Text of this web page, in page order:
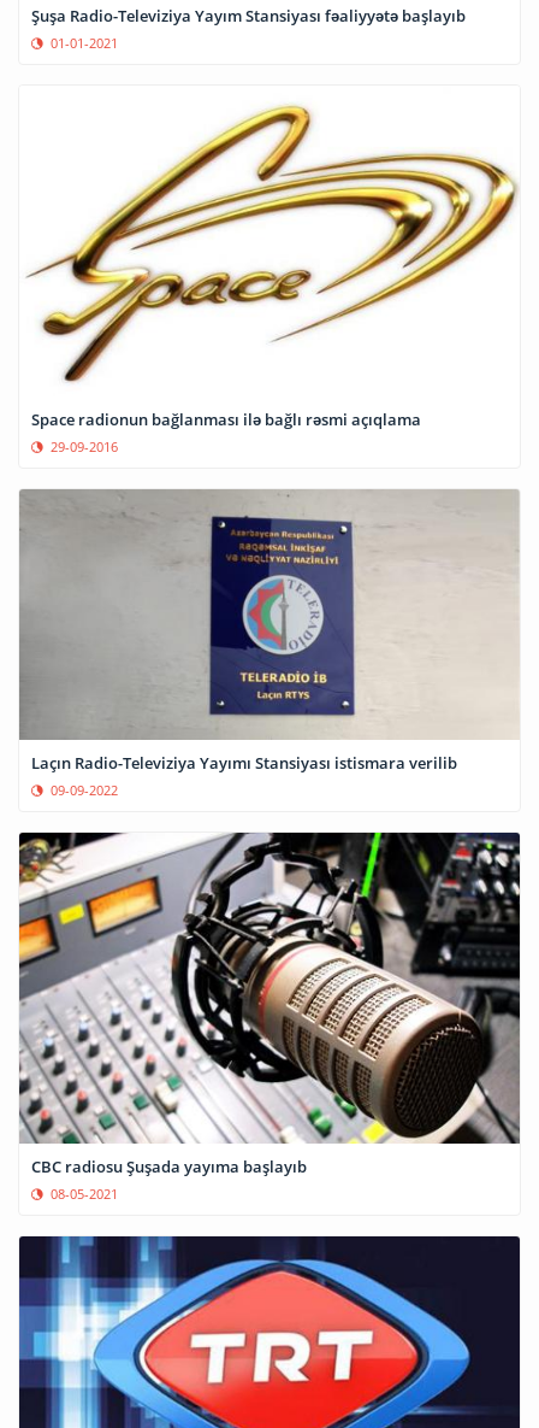
Şuşa Radio-Televiziya Yayım Stansiyası fəaliyyətə başlayıb
01-01-2021
Space radionun bağlanması ilə bağlı rəsmi açıqlama
29-09-2016
Laçın Radio-Televiziya Yayımı Stansiyası istismara verilib
09-09-2022
CBC radiosu Şuşada yayıma başlayıb
08-05-2021